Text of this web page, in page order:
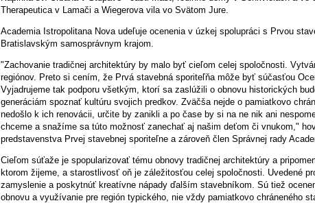
Therapeutica v Lamači a Wiegerova vila vo Svätom Jure.
Academia Istropolitana Nova udeľuje ocenenia v úzkej spolupráci s Prvou
Bratislavským samosprávnym krajom.
"Zachovanie tradičnej architektúry by malo byť cieľom celej spoločnosti.
regiónov. Preto si cením, že Prvá stavebná sporiteľňa môže byť súčasťou
Vyjadrujeme tak podporu všetkým, ktorí sa zaslúžili o obnovu historických
generáciám spoznať kultúru svojich predkov. Zväčša nejde o pamiatkovo
nedošlo k ich renovácii, určite by zanikli a po čase by si na ne nik ani
chceme a snažíme sa túto možnosť zanechať aj našim deťom či vnukom,"
predstavenstva Prvej stavebnej sporiteľne a zároveň člen Správnej rady
Cieľom súťaže je spopularizovať tému obnovy tradičnej architektúry a
ktorom žijeme, a starostlivosť oň je záležitosťou celej spoločnosti. Uvedené
zamyslenie a poskytnúť kreatívne nápady ďalším stavebníkom. Sú tiež
obnovu a využívanie pre región typického, nie vždy pamiatkovo chráneného